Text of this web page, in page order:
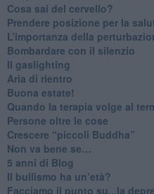
​Cosa sai del cervello?
Prendere posizione per la
L’importanza della
​Bombardare con il silenzio
Il gaslighting
Aria di rientro
Buona estate!
​Quando la terapia volge al
​Persone oltre le cose
​Crescere “piccoli Buddha”
Non va bene se…
​5 anni di Blog
​Il bullismo ha un’età?
Facciamo il punto su...la